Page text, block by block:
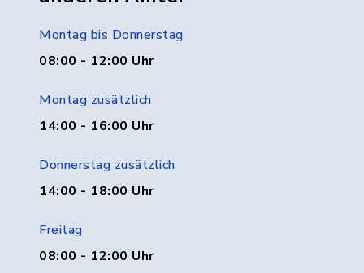
Montag bis Donnerstag
08:00 - 12:00 Uhr
Montag zusätzlich
14:00 - 16:00 Uhr
Donnerstag zusätzlich
14:00 - 18:00 Uhr
Freitag
08:00 - 12:00 Uhr